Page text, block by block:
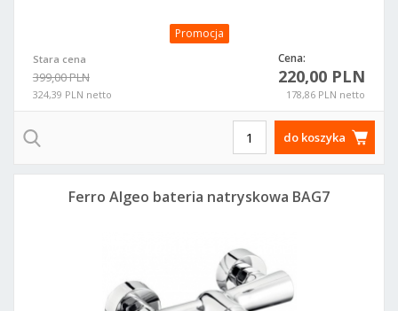
Promocja
Stara cena
399,00 PLN
324,39 PLN netto
Cena:
220,00 PLN
178,86 PLN netto
do koszyka
Ferro Algeo bateria natryskowa BAG7